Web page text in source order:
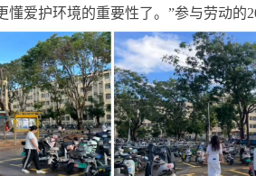
爱护环境的重要性了。”参与劳动的